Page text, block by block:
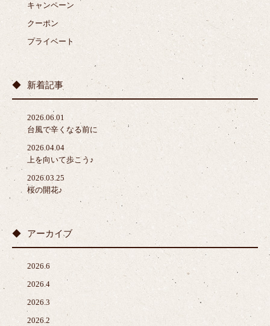
キャンペーン
クーポン
プライベート
新着記事
2026.06.01
台風で辛くなる前に
2026.04.04
上を向いて歩こう♪
2026.03.25
桜の開花♪
アーカイブ
2026.6
2026.4
2026.3
2026.2